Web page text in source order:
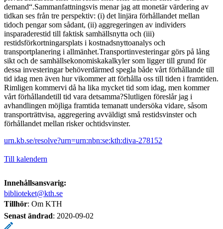
demand“.Sammanfattningsvis menar jag att monetär värdering av
tidkan ses från tre perspektiv: (i) det linjära förhållandet mellan
tidoch pengar som sådant, (ii) aggregeringen av individers
insparaderestid till faktisk samhällsnytta och (iii)
restidsförkortningarsplats i kostnadsnyttoanalys och
transportplanering i allmänhet.Transportinvesteringar görs på lång
sikt och de samhällsekonomiskakalkyler som ligger till grund för
dessa investeringar behöverdärmed spegla både vårt förhållande till
tid idag men även hur vikommer att förhålla oss till tiden i framtiden.
Rimligen kommervi då ha lika mycket tid som idag, men kommer
vårt förhållandetill tid vara detsamma?Slutligen föreslår jag i
avhandlingen möjliga framtida temanatt undersöka vidare, såsom
transporträttvisa, aggregering avväldigt små restidsvinster och
förhållandet mellan risker ochtidsvinster.
urn.kb.se/resolve?urn=urn:nbn:se:kth:diva-278152
Till kalendern
Innehållsansvarig:
biblioteket@kth.se
Tillhör: Om KTH
Senast ändrad: 2020-09-02